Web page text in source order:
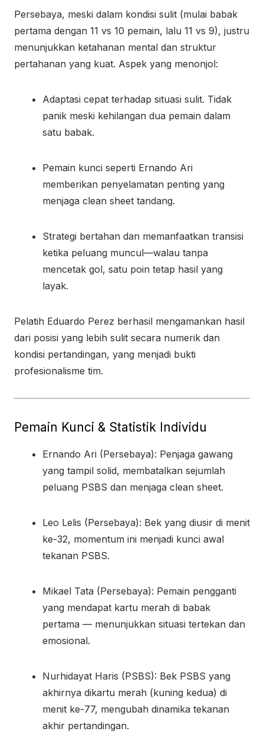
Persebaya, meski dalam kondisi sulit (mulai babak
pertama dengan 11 vs 10 pemain, lalu 11 vs 9), justru
menunjukkan ketahanan mental dan struktur
pertahanan yang kuat. Aspek yang menonjol:
Adaptasi cepat terhadap situasi sulit. Tidak
panik meski kehilangan dua pemain dalam
satu babak.
Pemain kunci seperti Ernando Ari
memberikan penyelamatan penting yang
menjaga clean sheet tandang.
Strategi bertahan dan memanfaatkan transisi
ketika peluang muncul—walau tanpa
mencetak gol, satu poin tetap hasil yang
layak.
Pelatih Eduardo Perez berhasil mengamankan hasil
dari posisi yang lebih sulit secara numerik dan
kondisi pertandingan, yang menjadi bukti
profesionalisme tim.
Pemain Kunci & Statistik Individu
Ernando Ari (Persebaya): Penjaga gawang
yang tampil solid, membatalkan sejumlah
peluang PSBS dan menjaga clean sheet.
Leo Lelis (Persebaya): Bek yang diusir di menit
ke-32, momentum ini menjadi kunci awal
tekanan PSBS.
Mikael Tata (Persebaya): Pemain pengganti
yang mendapat kartu merah di babak
pertama — menunjukkan situasi tertekan dan
emosional.
Nurhidayat Haris (PSBS): Bek PSBS yang
akhirnya dikartu merah (kuning kedua) di
menit ke-77, mengubah dinamika tekanan
akhir pertandingan.